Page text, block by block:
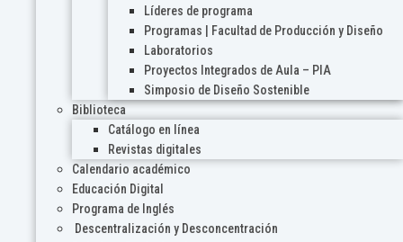
Líderes de programa
Programas | Facultad de Producción y Diseño
Laboratorios
Proyectos Integrados de Aula – PIA
Simposio de Diseño Sostenible
Biblioteca
Catálogo en línea
Revistas digitales
Calendario académico
Educación Digital
Programa de Inglés
Descentralización y Desconcentración